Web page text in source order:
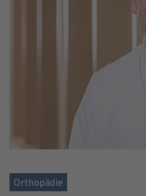
Orthopädie